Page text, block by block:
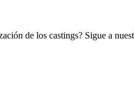
de los castings? Sigue a